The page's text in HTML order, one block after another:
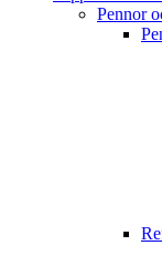
Pennor